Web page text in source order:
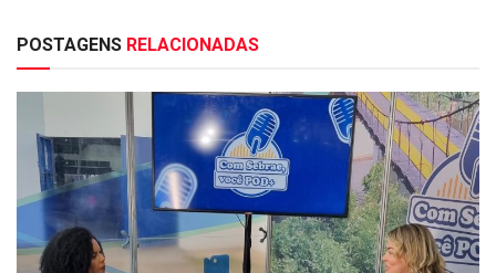
POSTAGENS RELACIONADAS